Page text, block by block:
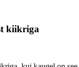
kiikriga